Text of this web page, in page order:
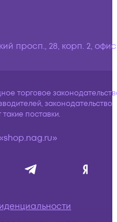
просп., 28, корп. 2,
торговое
законодательство
поставки.